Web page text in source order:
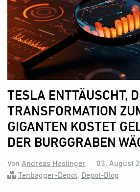
TESLA ENTTÄUSCHT,
TRANSFORMATION
GIGANTEN KOSTET
DER BURGGRABEN
Von Andreas Haslinger
03. August
Tenbagger-Depot, Depot-Blog